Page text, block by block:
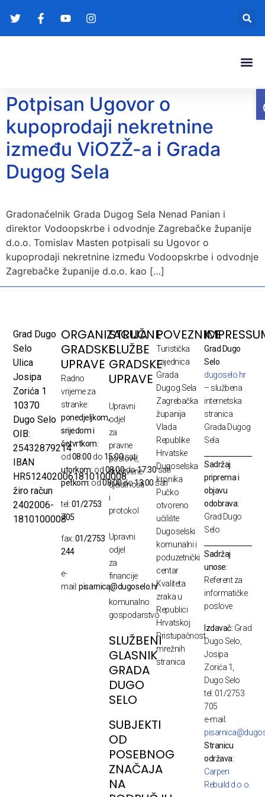
Potpisan Ugovor o
kupoprodaji nekretnine
između ViOZŽ-a i Grada
Dugog Sela
Gradonačelnik Grada Dugog Sela Nenad Panian i
direktor Vodoopskrbe i odvodnje Zagrebačke županije
d.o.o. Tomislav Masten potpisali su Ugovor o
kupoprodaji nekretnine između Vodoopskrbe i odvodnje
Zagrebačke županije d.o.o. kao […]
Grad Dugo
Selo
Ulica
Josipa
Zorića 1
10370
Dugo Selo
OIB:
25432879214
IBAN
HR5124020061810100008
žiro račun
2402006-
1810100008
ORGANIZACIJA
GRADSKE
UPRAVE
Radno
vrijeme za
stranke:
ponedjeljkom,
srijedom i
četvrtkom:
od08:00 do 15:00sati
utorkom: od08:00do17:30sati
petkom:od08:00do13:00 sati
tel:01/2753
705
fax:01/2753
244
e-
mail:pisarnica@dugoselo.hr
STRUČNE
SLUŽBE
GRADSKE
UPRAVE
Upravni
odjel
za
pravne
poslove,
društvene
djelatnosti
i
protokol
Upravni
odjel
za
financije
i
komunalno
gospodarstvo
SLUŽBENI
GLASNIK
GRADA
DUGO
SELO
SUBJEKTI
OD
POSEBNOG
ZNAČAJA
NA
POVEZNICE
Turistička
zajednica
Grada
Dugog Sela
Zagrebačka
županija
Vlada
Republike
Hrvatske
Dugoselska
kronika
Pučko
otvoreno
učilište
Dugoselski
komunalni i
poduzetnički
centar
Kvaliteta
zraka u
Republici
Hrvatskoj
Pristupačnost
mrežnih
stranica
Grad Dugo
Selo
dugoselo.hr
– službena
internetska
stranica
Grada Dugog
Sela
Sadržaj
priprema i
objavu
odobrava:
Grad Dugo
Selo
Sadržaj
unose:
Referent za
informatičke
poslove
Izdavač: Grad
Dugo Selo,
Josipa
Zorića 1,
Dugo Selo
tel: 01/2753
705
e-mail:
Stranicu
održava:
Carpen
Rebuild d.o.o.